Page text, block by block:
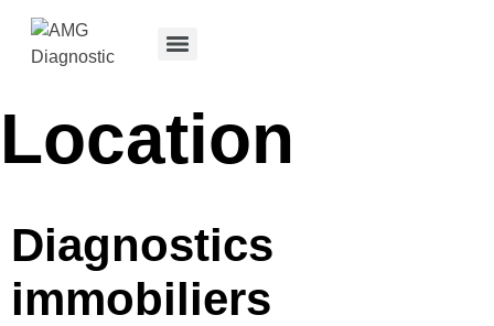
Location
Diagnostics
immobiliers